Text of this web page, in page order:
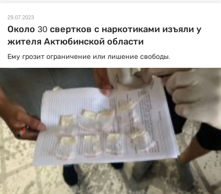
29.07.2023
Около 30 свертков с наркотиками изъяли у
жителя Актюбинской области
Ему грозит ограничение или лишение свободы.